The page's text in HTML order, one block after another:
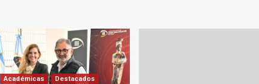
Académicas
Destacados